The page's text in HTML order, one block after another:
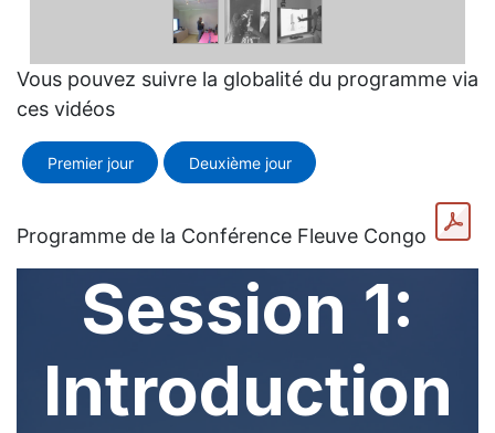
Vous pouvez suivre la globalité du programme via
ces vidéos
Premier jour Deuxième jour
Programme de la Conférence Fleuve Congo
Session 1:
Introduction